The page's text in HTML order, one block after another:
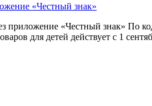
«Честный знак»
приложение «Честный знак»
для детей действует с 1